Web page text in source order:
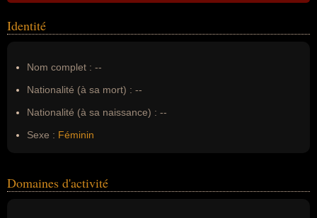
Identité
Nom complet : --
Nationalité (à sa mort) : --
Nationalité (à sa naissance) : --
Sexe : Féminin
Domaines d'activité